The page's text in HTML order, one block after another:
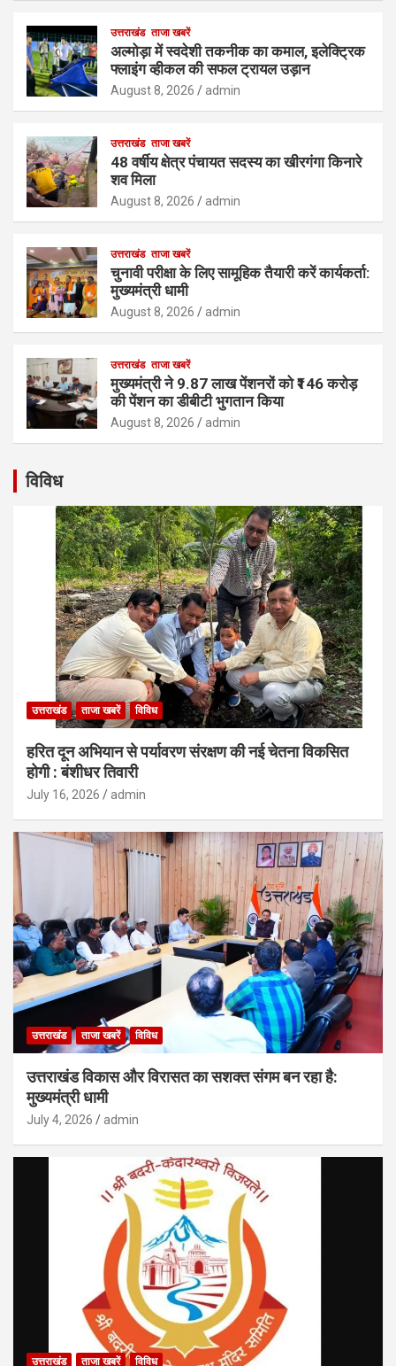
उत्तराखंड ताजा खबरें
अल्मोड़ा में स्वदेशी तकनीक का कमाल, इलेक्ट्रिक
फ्लाइंग व्हीकल की सफल ट्रायल उड़ान
August 8, 2026 admin
उत्तराखंड ताजा खबरें
48 वर्षीय क्षेत्र पंचायत सदस्य का खीरगंगा किनारे
शव मिला
August 8, 2026 admin
उत्तराखंड ताजा खबरें
चुनावी परीक्षा के लिए सामूहिक तैयारी करें कार्यकर्ता:
मुख्यमंत्री धामी
August 8, 2026 admin
उत्तराखंड ताजा खबरें
मुख्यमंत्री ने 9.87 लाख पेंशनरों को ₹146 करोड़
की पेंशन का डीबीटी भुगतान किया
August 8, 2026 admin
विविध
उत्तराखंड ताजा खबरें विविध
हरित दून अभियान से पर्यावरण संरक्षण की नई चेतना विकसित
होगी : बंशीधर तिवारी
July 16, 2026 admin
उत्तराखंड ताजा खबरें विविध
उत्तराखंड विकास और विरासत का सशक्त संगम बन रहा है:
मुख्यमंत्री धामी
July 4, 2026 admin
उत्तराखंड ताजा खबरें विविध